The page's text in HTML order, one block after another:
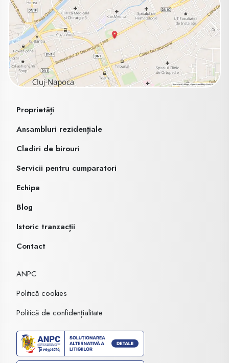
Proprietăți
Ansambluri rezidențiale
Cladiri de birouri
Servicii pentru cumparatori
Echipa
Blog
Istoric tranzacții
Contact
ANPC
Politică cookies
Politică de confidențialitate